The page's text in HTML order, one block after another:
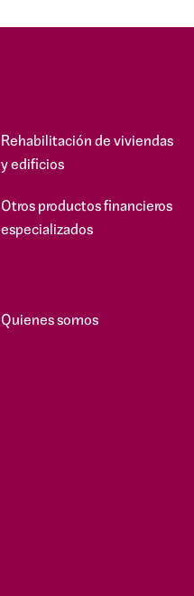
Rehabilitación de viviendas
y edificios
Otros productos financieros
especializados
Quienes somos